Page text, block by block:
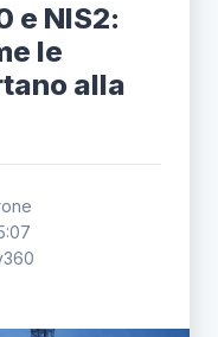
e NIS2:
le
alla